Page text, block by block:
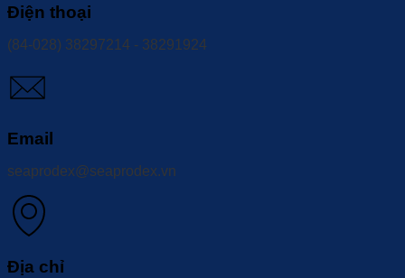
Điện thoại
(84-028) 38297214 - 38291924
Email
seaprodex@seaprodex.vn
Địa chỉ